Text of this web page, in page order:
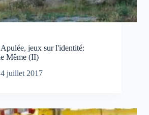
jeux sur l'identité:
Même (II)
4 juillet 2017